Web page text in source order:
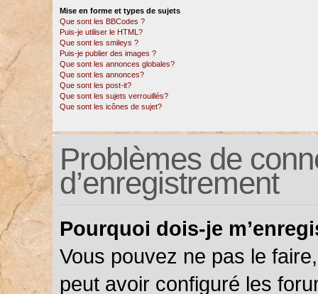
Mise en forme et types de sujets
Que sont les BBCodes ?
Puis-je utiliser le HTML?
Que sont les smileys ?
Puis-je publier des images ?
Que sont les annonces globales?
Que sont les annonces?
Que sont les post-it?
Que sont les sujets verrouillés?
Que sont les icônes de sujet?
Problèmes de
d’enregistrement
Pourquoi dois-je
Vous pouvez ne pas le
peut avoir configuré les